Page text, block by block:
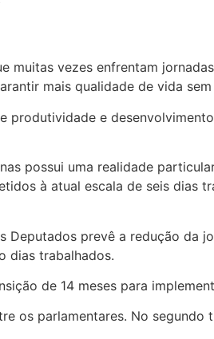
muitas vezes enfrentam
mais qualidade de vida
produtividade e
possui uma realidade
à atual escala de seis dias
Deputados prevê a redução da
dias trabalhados.
de 14 meses para
os parlamentares. No